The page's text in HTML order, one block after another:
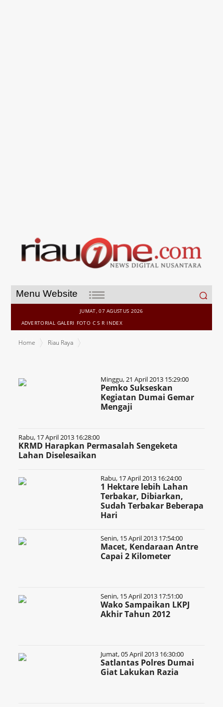
Menu Website
Search
for:
JUMAT, 07 AGUSTUS 2026
ADVERTORIAL GALERI FOTO C S R INDEX
Home Riau Raya
Minggu, 21 April 2013 15:29:00
Pemko Sukseskan
Kegiatan Dumai Gemar
Mengaji
Rabu, 17 April 2013 16:28:00
KRMD Harapkan Permasalah Sengeketa
Lahan Diselesaikan
Rabu, 17 April 2013 16:24:00
1 Hektare lebih Lahan
Terbakar, Dibiarkan,
Sudah Terbakar Beberapa
Hari
Senin, 15 April 2013 17:54:00
Macet, Kendaraan Antre
Capai 2 Kilometer
Senin, 15 April 2013 17:51:00
Wako Sampaikan LKPJ
Akhir Tahun 2012
Jumat, 05 April 2013 16:30:00
Satlantas Polres Dumai
Giat Lakukan Razia